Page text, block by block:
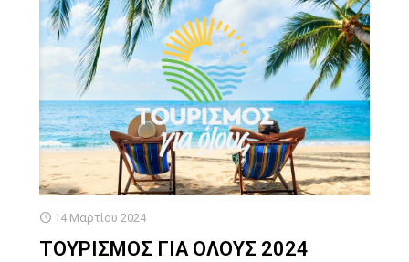
14 Μαρτίου 2024
ΤΟΥΡΙΣΜΟΣ ΓΙΑ ΟΛΟΥΣ 2024